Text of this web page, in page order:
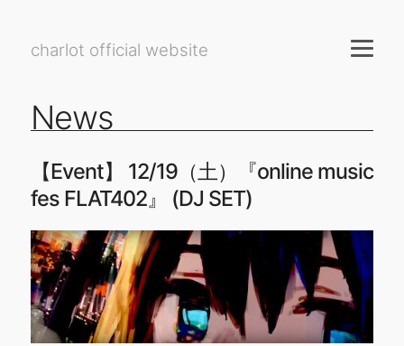
charlot official website
News
【Event】 12/19（土）『online music
fes FLAT402』 (DJ SET)